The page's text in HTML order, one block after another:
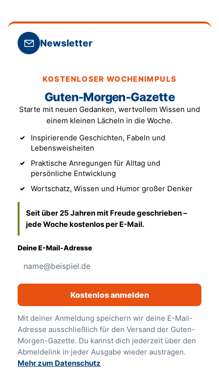
Newsletter
KOSTENLOSER WOCHENIMPULS
Guten-Morgen-Gazette
Starte mit neuen Gedanken, wertvollem Wissen und
einem kleinen Lächeln in die Woche.
Inspirierende Geschichten, Fabeln und
Lebensweisheiten
Praktische Anregungen für Alltag und
persönliche Entwicklung
Wortschatz, Wissen und Humor großer Denker
Seit über 25 Jahren mit Freude geschrieben –
jede Woche kostenlos per E-Mail.
Deine E-Mail-Adresse
Kostenlos anmelden
Mit deiner Anmeldung speichern wir deine E-Mail-
Adresse ausschließlich für den Versand der Guten-
Morgen-Gazette. Du kannst dich jederzeit über den
Abmeldelink in jeder Ausgabe wieder austragen.
Mehr zum Datenschutz